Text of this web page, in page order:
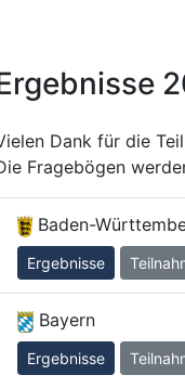
Dank für die
Fragebögen
Baden-
Ergebnisse
Bayern
Ergebnisse